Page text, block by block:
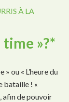
À LA
time »?*
« L’heure du
bataille ! «
afin de pouvoir